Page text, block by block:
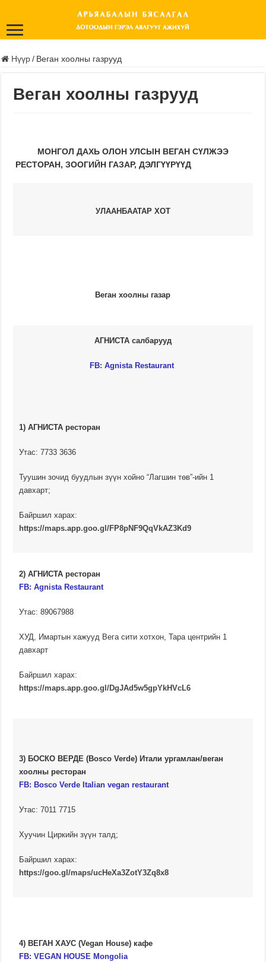
Нүүр / Веган хоолны газрууд
Веган хоолны газрууд
МОНГОЛ ДАХЬ ОЛОН УЛСЫН ВЕГАН СҮЛЖЭЭ
РЕСТОРАН, ЗООГИЙН ГАЗАР, ДЭЛГҮҮРҮҮД
УЛААНБААТАР ХОТ
Веган хоолны газар
АГНИСТА салбарууд
FB: Agnista Restaurant
1) АГНИСТА ресторан
Утас: 7733 3636
Туушин зочид буудлын зүүн хойно “Лагшин төв”-ийн 1
давхарт;
Байршил харах:
https://maps.app.goo.gl/FP8pNF9QqVkAZ3Kd9
2) АГНИСТА ресторан
FB: Agnista Restaurant
Утас: 89067988
ХУД, Имартын хажууд Вега сити хотхон, Тара центрийн 1
давхарт
Байршил харах:
https://maps.app.goo.gl/DgJAd5w5gpYkHVcL6
3) БОСКО ВЕРДЕ (Bosco Verde) Итали ургамлан/веган
хоолны ресторан
FB: Bosco Verde Italian vegan restaurant
Утас: 7011 7715
Хуучин Циркийн зүүн талд;
Байршил харах:
https://goo.gl/maps/ucHeXa3ZotY3Zq8x8
4) ВЕГАН ХАУС (Vegan House) кафе
FB:VEGAN HOUSE Mongolia